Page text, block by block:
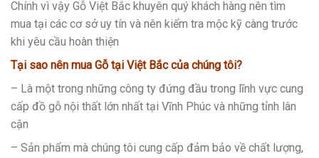
Chính vì vậy Gỗ Việt Bắc khuyên quý khách hàng nên tìm
mua tại các cơ sở uy tín và nên kiểm tra mộc kỹ càng trước
khi yêu cầu hoàn thiện
Tại sao nên mua Gỗ tại Việt Bắc của chúng tôi?
– Là một trong những công ty đứng đầu trong lĩnh vực cung
cấp đồ gỗ nội thất lớn nhất tại Vĩnh Phúc và những tỉnh lân
cận
– Sản phẩm mà chúng tôi cung cấp đảm bảo về chất lượng,